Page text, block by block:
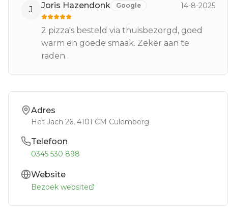
J Joris Hazendonk Google 14-8-2025
2 pizza's besteld via thuisbezorgd, goed
warm en goede smaak. Zeker aan te
raden.
Adres
Het Jach 26, 4101 CM Culemborg
Telefoon
0345 530 898
Website
Bezoek website